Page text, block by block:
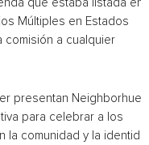
que estaba listada en
Múltiples en Estados
comisión a cualquier
presentan Neighborhue:
para celebrar a los
la comunidad y la